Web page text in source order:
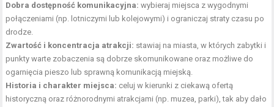
Dobra dostępność komunikacyjna: wybieraj miejsca z wygodnymi
połączeniami (np. lotniczymi lub kolejowymi) i ograniczaj straty czasu po
drodze.
Zwartość i koncentracja atrakcji: stawiaj na miasta, w których zabytki i
punkty warte zobaczenia są dobrze skomunikowane oraz możliwe do
ogarnięcia pieszo lub sprawną komunikacją miejską.
Historia i charakter miejsca: celuj w kierunki z ciekawą ofertą
historyczną oraz różnorodnymi atrakcjami (np. muzea, parki), tak aby dało